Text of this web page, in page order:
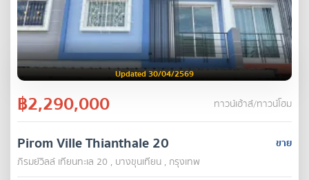
Updated 30/04/2569
฿2,290,000 ทาวน์เฮ้าส์/ทาวน์โฮม
ขาย
Pirom Ville Thianthale 20
ภิรมย์วิลล์ เทียนทะเล 20 , บางขุนเทียน , กรุงเทพ